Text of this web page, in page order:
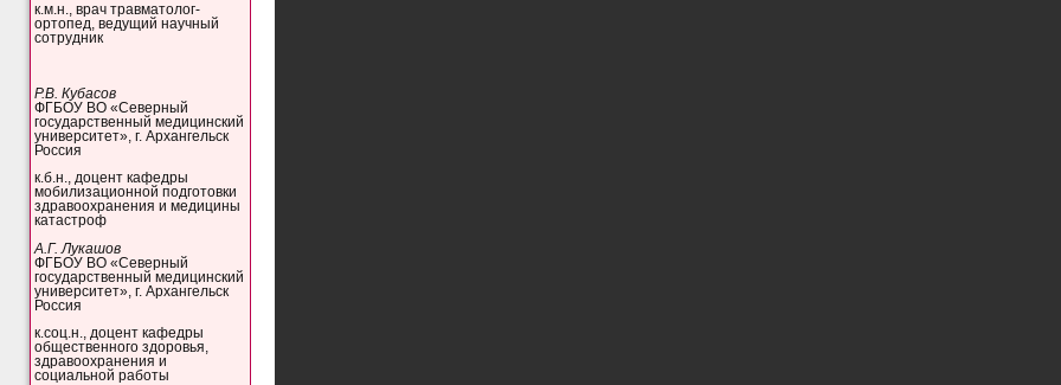
к.м.н., врач травматолог-
ортопед, ведущий научный
сотрудник
Р.В. Кубасов
ФГБОУ ВО «Северный
государственный медицинский
университет», г. Архангельск
Россия
к.б.н., доцент кафедры
мобилизационной подготовки
здравоохранения и медицины
катастроф
А.Г. Лукашов
ФГБОУ ВО «Северный
государственный медицинский
университет», г. Архангельск
Россия
к.соц.н., доцент кафедры
общественного здоровья,
здравоохранения и
социальной работы